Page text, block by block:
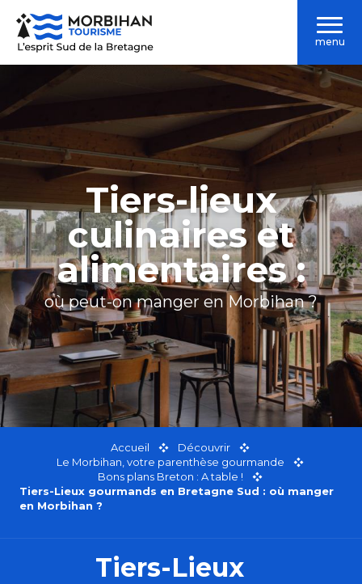
Aller
contenu
principal
menu
Tiers-lieux
culinaires et
alimentaires :
où peut-on manger en Morbihan ?
Accueil
Découvrir
Le Morbihan, votre parenthèse gourmande
Bons plans Breton : A table !
Tiers-Lieux gourmands en Bretagne Sud : où manger
en Morbihan ?
Tiers-Lieux